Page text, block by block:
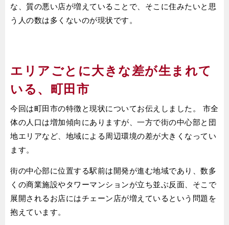
な、質の悪い店が増えていることで、そこに住みたいと思
う人の数は多くないのが現状です。
エリアごとに大きな差が生まれて
いる、町田市
今回は町田市の特徴と現状についてお伝えしました。 市全
体の人口は増加傾向にありますが、一方で街の中心部と団
地エリアなど、地域による周辺環境の差が大きくなってい
ます。
街の中心部に位置する駅前は開発が進む地域であり、数多
くの商業施設やタワーマンションが立ち並ぶ反面、そこで
展開されるお店にはチェーン店が増えているという問題を
抱えています。